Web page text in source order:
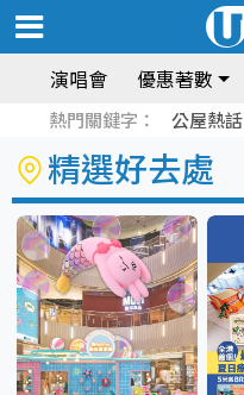
演唱會 優惠著數
熱門關鍵字： 公屋熱話
精選好去處